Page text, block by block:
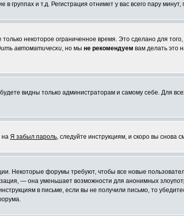
и т.д. Регистрация отнимет у вас всего пару
некоторое ограниченное время. Это сделано для того,
автоматически, но мы не рекомендуем вам делать это
видны только администраторам и самому себе. Для
на Я забыл пароль, следуйте инструкциям, и скоро вы снова
Некоторые форумы требуют, чтобы все новые
— она уменьшает возможности для анонимных
в письме, если вы не получили письмо, то